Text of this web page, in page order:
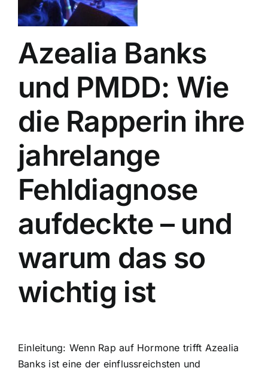
Azealia Banks
und PMDD: Wie
die Rapperin ihre
jahrelange
Fehldiagnose
aufdeckte – und
warum das so
wichtig ist
Einleitung: Wenn Rap auf Hormone trifft Azealia
Banks ist eine der einflussreichsten und